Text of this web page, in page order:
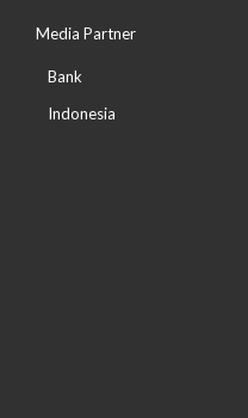
Media Partner
Bank
Indonesia